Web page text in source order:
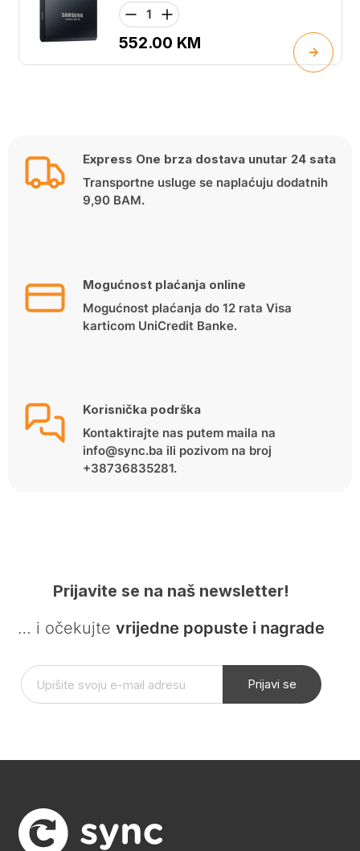
552.00 KM
Express One brza dostava unutar 24 sata
Transportne usluge se naplaćuju dodatnih
9,90 BAM.
Mogućnost plaćanja online
Mogućnost plaćanja do 12 rata Visa
karticom UniCredit Banke.
Korisnička podrška
Kontaktirajte nas putem maila na
info@sync.ba ili pozivom na broj
+38736835281.
Prijavite se na naš newsletter!
… i očekujte vrijedne popuste i nagrade
Prijavi se